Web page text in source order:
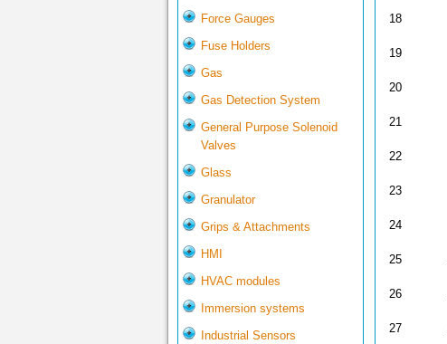
Force Gauges
Fuse Holders
Gas
Gas Detection System
General Purpose Solenoid
Valves
Glass
Granulator
Grips & Attachments
HMI
HVAC modules
Immersion systems
Industrial Sensors
18
19
20
21
22
23
24
25
26
27